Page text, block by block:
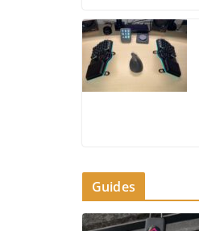
Guides